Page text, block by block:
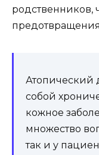
родственников,
Атопический
собой
кожное
множество
так и у